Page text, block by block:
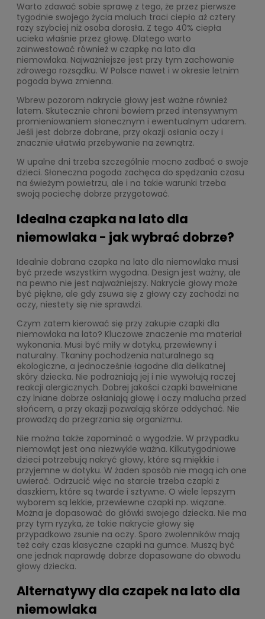
Warto zdawać sobie sprawę z tego, że przez pierwsze
tygodnie swojego życia maluch traci ciepło aż cztery
razy szybciej niż osoba dorosła. Z tego 40% ciepła
ucieka właśnie przez głowę. Dlatego warto
zainwestować również w czapkę na lato dla
niemowlaka. Najważniejsze jest przy tym zachowanie
zdrowego rozsądku. W Polsce nawet i w okresie letnim
pogoda bywa zmienna.
Wbrew pozorom nakrycie głowy jest ważne również
latem. Skutecznie chroni bowiem przed intensywnym
promieniowaniem słonecznym i ewentualnym udarem.
Jeśli jest dobrze dobrane, przy okazji osłania oczy i
znacznie ułatwia przebywanie na zewnątrz.
W upalne dni trzeba szczególnie mocno zadbać o swoje
dzieci. Słoneczna pogoda zachęca do spędzania czasu
na świeżym powietrzu, ale i na takie warunki trzeba
swoją pociechę dobrze przygotować.
Idealna czapka na lato dla
niemowlaka - jak wybrać dobrze?
Idealnie dobrana czapka na lato dla niemowlaka musi
być przede wszystkim wygodna. Design jest ważny, ale
na pewno nie jest najważniejszy. Nakrycie głowy może
być piękne, ale gdy zsuwa się z głowy czy zachodzi na
oczy, niestety się nie sprawdzi.
Czym zatem kierować się przy zakupie czapki dla
niemowlaka na lato? Kluczowe znaczenie ma materiał
wykonania. Musi być miły w dotyku, przewiewny i
naturalny. Tkaniny pochodzenia naturalnego są
ekologiczne, a jednocześnie łagodne dla delikatnej
skóry dziecka. Nie podrażniają jej i nie wywołują raczej
reakcji alergicznych. Dobrej jakości czapki bawełniane
czy lniane dobrze osłaniają głowę i oczy malucha przed
słońcem, a przy okazji pozwalają skórze oddychać. Nie
prowadzą do przegrzania się organizmu.
Nie można także zapominać o wygodzie. W przypadku
niemowląt jest ona niezwykle ważna. Kilkutygodniowe
dzieci potrzebują nakryć głowy, które są miękkie i
przyjemne w dotyku. W żaden sposób nie mogą ich one
uwierać. Odrzucić więc na starcie trzeba czapki z
daszkiem, które są twarde i sztywne. O wiele lepszym
wyborem są lekkie, przewiewne czapki np. wiązane.
Można je dopasować do główki swojego dziecka. Nie ma
przy tym ryzyka, że takie nakrycie głowy się
przypadkowo zsunie na oczy. Sporo zwolenników mają
też cały czas klasyczne czapki na gumce. Muszą być
one jednak naprawdę dobrze dopasowane do obwodu
głowy dziecka.
Alternatywy dla czapek na lato dla
niemowlaka